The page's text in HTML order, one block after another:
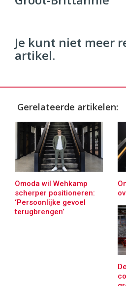
96 54
Je kunt niet meer
artikel.
Gerelateerde artikelen:
Omoda wil Wehkamp
scherper positioneren:
‘Persoonlijke gevoel
terugbrengen’